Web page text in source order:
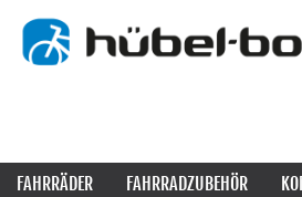
FAHRRÄDER FAHRRADZUBEHÖR